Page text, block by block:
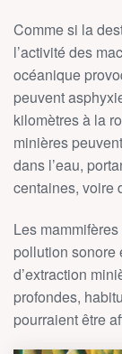
Comme si la
l’activité des
océanique
peuvent
kilomètres à la
minières
dans l’eau,
centaines, voire
Les
pollution sonore
d’extraction
profondes,
pourraient être